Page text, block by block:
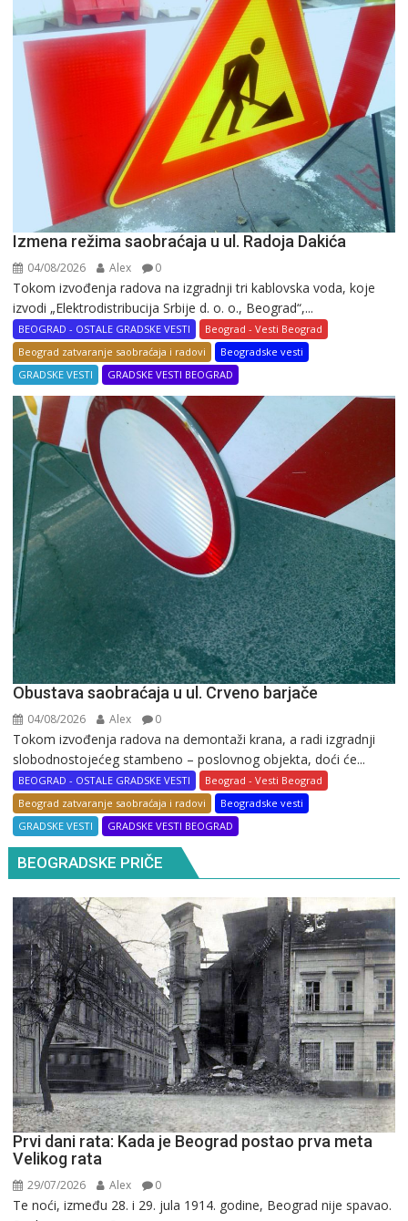
Izmena režima saobraćaja u ul. Radoja Dakića
04/08/2026 Alex 0
Tokom izvođenja radova na izgradnji tri kablovska voda, koje
izvodi „Elektrodistribucija Srbije d. o. o., Beograd“,...
BEOGRAD - OSTALE GRADSKE VESTI
Beograd - Vesti Beograd
Beograd zatvaranje saobraćaja i radovi
Beogradske vesti
GRADSKE VESTI
GRADSKE VESTI BEOGRAD
Obustava saobraćaja u ul. Crveno barjače
04/08/2026 Alex 0
Tokom izvođenja radova na demontaži krana, a radi izgradnji
slobodnostojećeg stambeno – poslovnog objekta, doći će...
BEOGRAD - OSTALE GRADSKE VESTI
Beograd - Vesti Beograd
Beograd zatvaranje saobraćaja i radovi
Beogradske vesti
GRADSKE VESTI
GRADSKE VESTI BEOGRAD
BEOGRADSKE PRIČE
Prvi dani rata: Kada je Beograd postao prva meta
Velikog rata
29/07/2026 Alex 0
Te noći, između 28. i 29. jula 1914. godine, Beograd nije spavao.